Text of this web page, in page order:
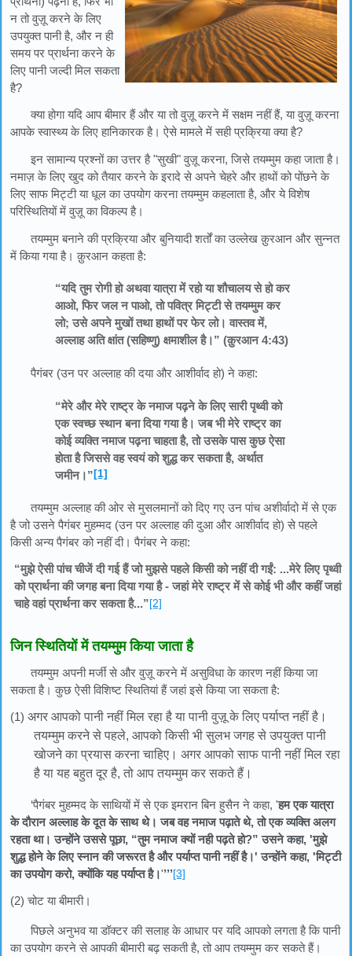
न तो वुज़ू करने के लिए
उपयुक्त पानी है, और न ही
समय पर प्रार्थना करने के
लिए पानी जल्दी मिल सकता
है?
क्या होगा यदि आप बीमार हैं और या तो वुज़ू करने में सक्षम नहीं हैं, या वुज़ू करना
आपके स्वास्थ्य के लिए हानिकारक है। ऐसे मामले में सही प्रक्रिया क्या है?
इन सामान्य प्रश्नों का उत्तर है "सुखी" वुज़ू करना, जिसे तयम्मुम कहा जाता है।
नमाज़ के लिए खुद को तैयार करने के इरादे से अपने चेहरे और हाथों को पोंछने के
लिए साफ मिट्टी या धूल का उपयोग करना तयम्मुम कहलाता है, और ये विशेष
परिस्थितियों में वुज़ू का विकल्प है।
तयम्मुम बनाने की प्रक्रिया और बुनियादी शर्तों का उल्लेख क़ुरआन और सुन्नत
में किया गया है। क़ुरआन कहता है:
“यदि तुम रोगी हो अथवा यात्रा में रहो या शौचालय से हो कर
आओ, फिर जल न पाओ, तो पवित्र मिट्टी से तयम्मुम कर
लो; उसे अपने मुखों तथा हाथों पर फेर लो। वास्तव में,
अल्लाह अति क्षांत (सहिष्णु) क्षमाशील है।” (क़ुरआन 4:43)
पैगंबर (उन पर अल्लाह की दया और आशीर्वाद हो) ने कहा:
“मेरे और मेरे राष्ट्र के नमाज पढ़ने के लिए सारी पृथ्वी को
एक स्वच्छ स्थान बना दिया गया है। जब भी मेरे राष्ट्र का
कोई व्यक्ति नमाज पढ़ना चाहता है, तो उसके पास कुछ ऐसा
होता है जिससे वह स्वयं को शुद्ध कर सकता है, अर्थात
जमीन।”[1]
तयम्मुम अल्लाह की ओर से मुसलमानों को दिए गए उन पांच अशीर्वादो में से एक
है जो उसने पैगंबर मुहम्मद (उन पर अल्लाह की दुआ और आशीर्वाद हो) से पहले
किसी अन्य पैगंबर को नहीं दी। पैगंबर ने कहा:
“मुझे ऐसी पांच चीजें दी गई हैं जो मुझसे पहले किसी को नहीं दी गईं: ...मेरे लिए पृथ्वी
को प्रार्थना की जगह बना दिया गया है - जहां मेरे राष्ट्र में से कोई भी और कहीं जहां
चाहे वहां प्रार्थना कर सकता है...”[2]
जिन स्थितियों में तयम्मुम किया जाता है
तयम्मुम अपनी मर्जी से और वुज़ू करने में असुविधा के कारण नहीं किया जा
सकता है। कुछ ऐसी विशिष्ट स्थितियां हैं जहां इसे किया जा सकता है:
(1) अगर आपको पानी नहीं मिल रहा है या पानी वुज़ू के लिए पर्याप्त नहीं है।
तयम्मुम करने से पहले, आपको किसी भी सुलभ जगह से उपयुक्त पानी
खोजने का प्रयास करना चाहिए। अगर आपको साफ पानी नहीं मिल रहा
है या यह बहुत दूर है, तो आप तयम्मुम कर सकते हैं।
‘पैगंबर मुहम्मद के साथियों में से एक इमरान बिन हुसैन ने कहा, 'हम एक यात्रा
के दौरान अल्लाह के दूत के साथ थे। जब वह नमाज पढ़ाते थे, तो एक व्यक्ति अलग
रहता था। उन्होंने उससे पूछा, “तुम नमाज क्यों नही पढ़ते हो?” उसने कहा, 'मुझे
शुद्ध होने के लिए स्नान की जरूरत है और पर्याप्त पानी नहीं है।' उन्होंने कहा, 'मिट्टी
का उपयोग करो, क्योंकि यह पर्याप्त है।'’’’[3]
(2) चोट या बीमारी।
पिछले अनुभव या डॉक्टर की सलाह के आधार पर यदि आपको लगता है कि पानी
का उपयोग करने से आपकी बीमारी बढ़ सकती है, तो आप तयम्मुम कर सकते हैं।